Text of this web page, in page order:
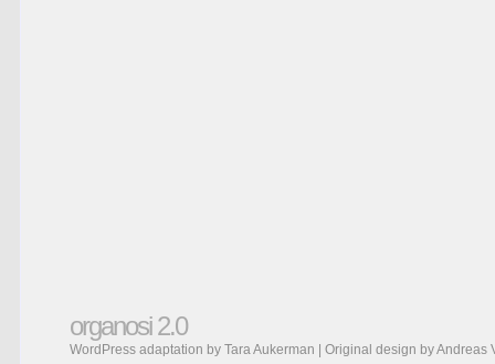
organosi 2.0
WordPress adaptation by Tara Aukerman | Original design byAndreas